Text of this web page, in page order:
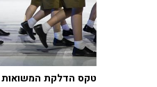
טקס הדלקת המשואות